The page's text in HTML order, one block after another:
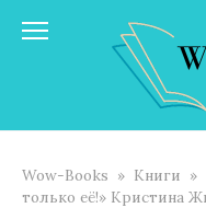
Wow-Books » Книги »
только её!» Кристина